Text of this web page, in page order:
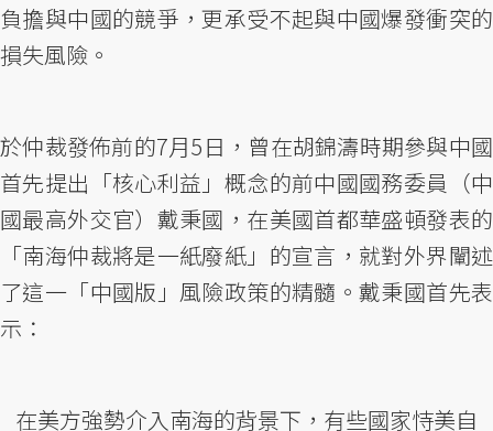
負擔與中國的競爭，更承受不起與中國爆發衝突的
損失風險。
於仲裁發佈前的7月5日，曾在胡錦濤時期參與中國
首先提出「核心利益」概念的前中國國務委員（中
國最高外交官）戴秉國，在美國首都華盛頓發表的
「南海仲裁將是一紙廢紙」的宣言，就對外界闡述
了這一「中國版」風險政策的精髓。戴秉國首先表
示：
在美方強勢介入南海的背景下，有些國家恃美自